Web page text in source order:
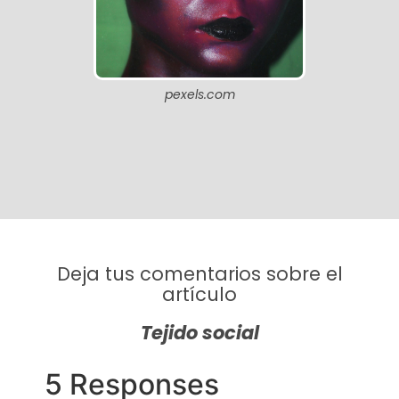
pexels.com
Deja tus comentarios sobre el
artículo
Tejido social
5 Responses